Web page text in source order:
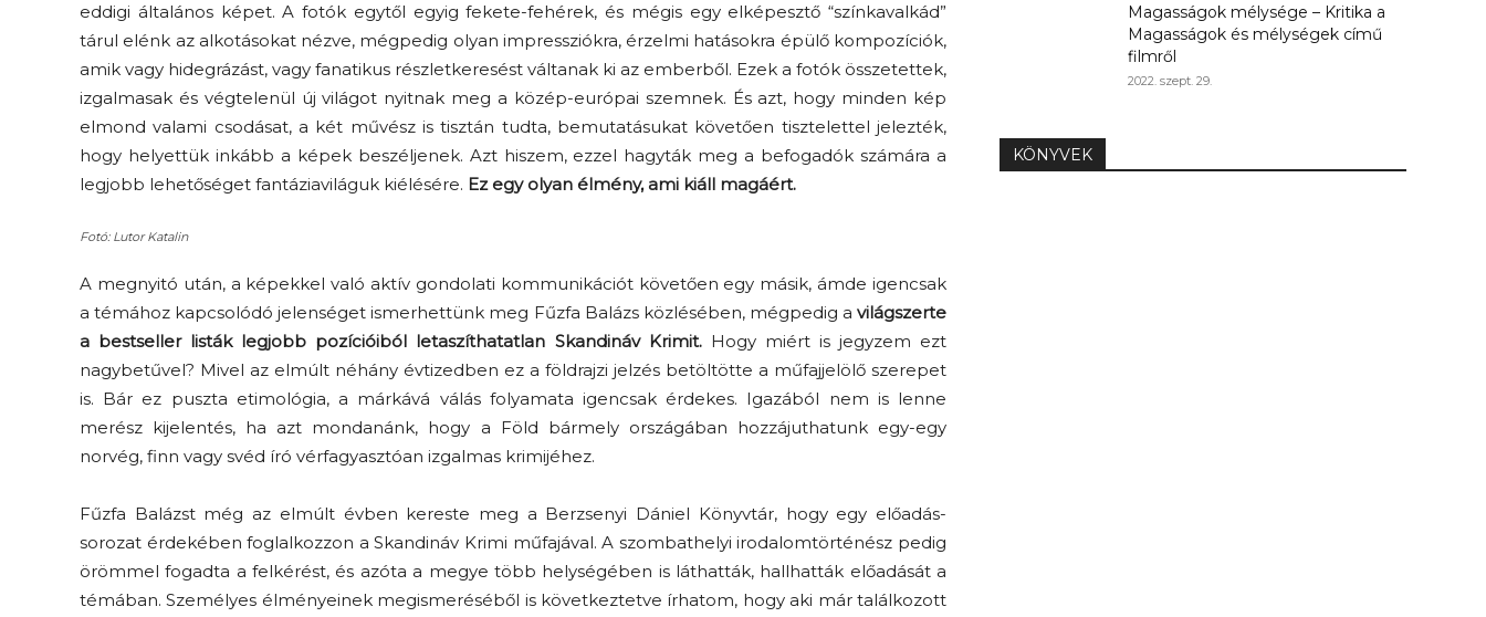
százada
eddigi általános képet. A fotók egytől egyig fekete-fehérek, és mégis egy elképesztő “színkavalkád”
tárul elénk az alkotásokat nézve, mégpedig olyan impressziókra, érzelmi hatásokra épülő kompozíciók,
amik vagy hidegrázást, vagy fanatikus részletkeresést váltanak ki az emberből. Ezek a fotók összetettek,
izgalmasak és végtelenül új világot nyitnak meg a közép-európai szemnek. És azt, hogy minden kép
elmond valami csodásat, a két művész is tisztán tudta, bemutatásukat követően tisztelettel jelezték,
hogy helyettük inkább a képek beszéljenek. Azt hiszem, ezzel hagyták meg a befogadók számára a
legjobb lehetőséget fantáziaviláguk kiélésére. Ez egy olyan élmény, ami kiáll magáért.
Fotó: Lutor Katalin
A megnyitó után, a képekkel való aktív gondolati kommunikációt követően egy másik, ámde igencsak
a témához kapcsolódó jelenséget ismerhettünk meg Fűzfa Balázs közlésében, mégpedig a világszerte
a bestseller listák legjobb pozícióiból letaszíthatatlan Skandináv Krimit.Hogy miért is jegyzem ezt
nagybetűvel? Mivel az elmúlt néhány évtizedben ez a földrajzi jelzés betöltötte a műfajjelölő szerepet
is. Bár ez puszta etimológia, a márkává válás folyamata igencsak érdekes. Igazából nem is lenne
merész kijelentés, ha azt mondanánk, hogy a Föld bármely országában hozzájuthatunk egy-egy
norvég, finn vagy svéd író vérfagyasztóan izgalmas krimijéhez.
Fűzfa Balázst még az elmúlt évben kereste meg a Berzsenyi Dániel Könyvtár, hogy egy előadás-
sorozat érdekében foglalkozzon a Skandináv Krimi műfajával. A szombathelyi irodalomtörténész pedig
örömmel fogadta a felkérést, és azóta a megye több helységében is láthatták, hallhatták előadását a
témában. Személyes élményeinek megismeréséből is következtetve írhatom, hogy aki már találkozott
Magasságok mélysége – Kritika a
Magasságok és mélységek című
filmről
2022. szept. 29.
KÖNYVEK